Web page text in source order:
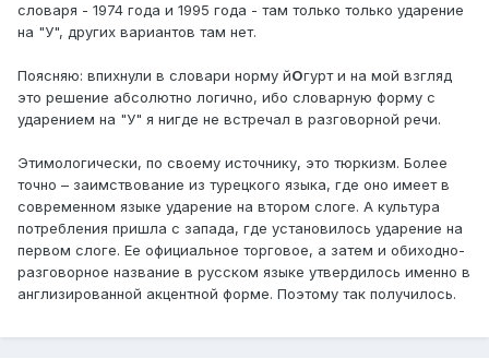
словаря - 1974 года и 1995 года - там только только ударение
на "У", других вариантов там нет.
Поясняю: впихнули в словари норму йОгурт и на мой взгляд
это решение абсолютно логично, ибо словарную форму с
ударением на "У" я нигде не встречал в разговорной речи.
Этимологически, по своему источнику, это тюркизм. Более
точно – заимствование из турецкого языка, где оно имеет в
современном языке ударение на втором слоге. А культура
потребления пришла с запада, где установилось ударение на
первом слоге. Ее официальное торговое, а затем и обиходно-
разговорное название в русском языке утвердилось именно в
англизированной акцентной форме. Поэтому так получилось.